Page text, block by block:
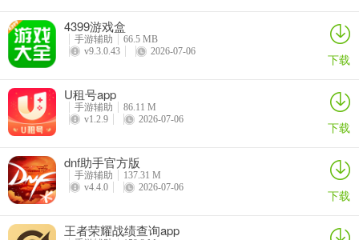
5、万人同时在线，免费比赛桌供您畅享，体验最热门和最刺激的棋牌
~
6、850gema旧版本版卡通形式的界面设计，更清新更舒适，久玩不
累。
4399游戏盒
手游辅助
66.5 MB
v9.3.0.43
2026-07-06 下载
U租号app
手游辅助
86.11 M
v1.2.9
2026-07-06 下载
dnf助手官方版
手游辅助
137.31 M
v4.4.0
2026-07-06 下载
王者荣耀战绩查询app